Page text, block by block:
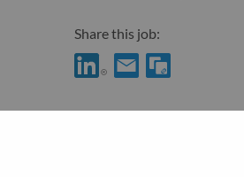
Share this job:
Similar jobs